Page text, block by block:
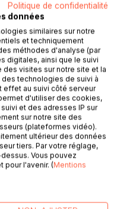
pendant 9 ans
de cette période j'ai
endeuillées mais
mes états
Politique de confidentialité
données
similaires sur notre
et techniquement
méthodes d'analyse (par
digitales, ainsi que le suivi
visites sur notre site et la
technologies de suivi à
effet au suivi côté serveur
d'utiliser des cookies,
et des adresses IP sur
sur notre site des
(plateformes vidéo).
ultérieur des données
tiers. Par votre réglage,
Vous pouvez
pour l'avenir. (Mentions